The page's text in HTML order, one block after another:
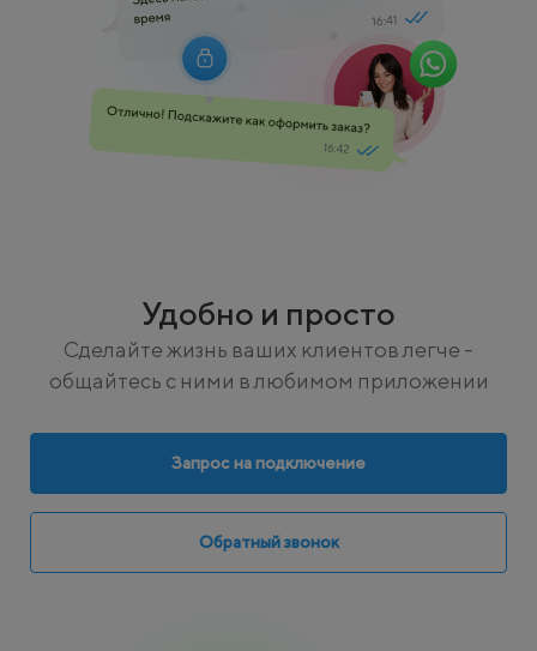
Удобно и просто
Сделайте жизнь ваших клиентов легче -
общайтесь с ними в любимом приложении
Запрос на подключение
Обратный звонок